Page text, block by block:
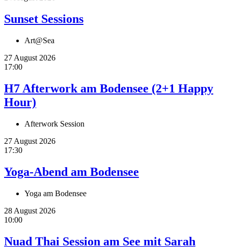
Sunset Sessions
Art@Sea
27 August 2026
17:00
H7 Afterwork am Bodensee (2+1 Happy
Hour)
Afterwork Session
27 August 2026
17:30
Yoga-Abend am Bodensee
Yoga am Bodensee
28 August 2026
10:00
Nuad Thai Session am See mit Sarah